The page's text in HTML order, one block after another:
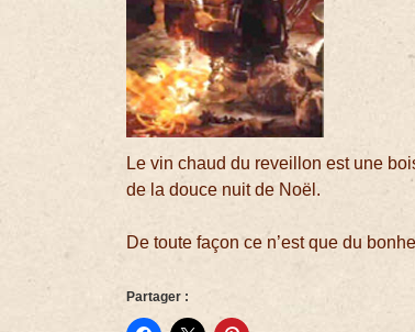
Le vin chaud du reveillon est une
de la douce nuit de Noël.
De toute façon ce n’est que du
Partager :